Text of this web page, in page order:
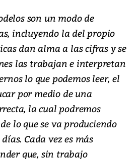
son un modo de
incluyendo la del propio
dan alma a las cifras y se
las trabajan e interpretan
lo que podemos leer, el
por medio de una
la cual podremos
lo que se va produciendo
Cada vez es más
que, sin trabajo